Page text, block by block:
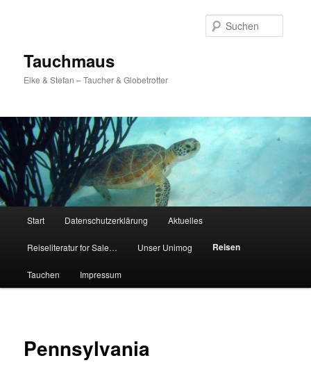
Tauchmaus
Elke & Stefan – Taucher & Globetrotter
Start Datenschutzerklärung Aktuelles
Reiseliteratur for Sale… Unser Unimog Reisen
Tauchen Impressum
Pennsylvania